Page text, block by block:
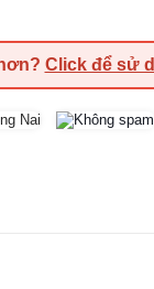
Click để sử